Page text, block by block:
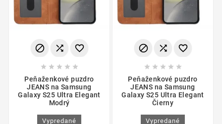
  
    
Peňaženkové puzdro
JEANS na Samsung
Galaxy S25 Ultra Elegant
Modrý
Vypredané
  
    
Peňaženkové puzdro
JEANS na Samsung
Galaxy S25 Ultra Elegant
Čierny
Vypredané